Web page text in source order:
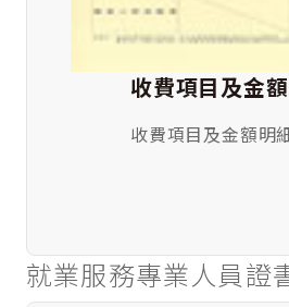
收費項目及金
收費項目及金額明
就業服務專業人員證